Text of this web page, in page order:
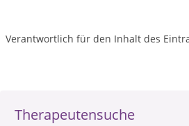
Therapeutensuche
Verantwortlich für den Inhalt des